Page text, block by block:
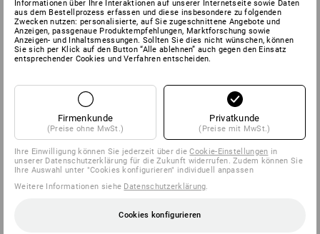
CHEMIE-SCHUTZ 2 KÄLTE
FEINGEFÜHL
6
Informationen über Ihre Interaktionen auf unserer Internetseite sowie Daten
aus dem Bestellprozess erfassen und diese insbesondere zu folgenden
Zwecken nutzen: personalisierte, auf Sie zugeschnittene Angebote und
Anzeigen, passgenaue Produktempfehlungen, Marktforschung sowie
Anzeigen- und Inhaltsmessungen. Sollten Sie dies nicht wünschen, können
Sie sich per Klick auf den Button “Alle ablehnen” auch gegen den Einsatz
entsprechender Cookies und Verfahren entscheiden.
Firmenkunde
(Preise ohne MwSt.)
Privatkunde
(Preise mit MwSt.)
Ihre Einwilligung können Sie jederzeit über dieCookie-Einstellungen in
unserer Datenschutzerklärung für die Zukunft widerrufen. Zudem können Sie
Ihre Auswahl unter "Cookies konfigurieren" individuell anpassen
Weitere Informationen siehe Datenschutzerklärung
Cookies konfigurieren